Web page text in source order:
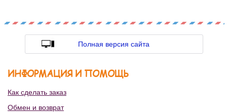
Полная версия сайта
ИНФОРМАЦИЯ И ПОМОЩЬ
Как сделать заказ
Обмен и возврат